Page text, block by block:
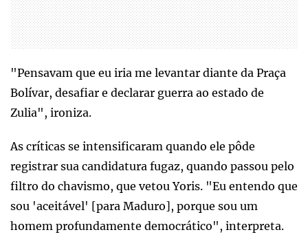
"Pensavam que eu iria me levantar diante da Praça
Bolívar, desafiar e declarar guerra ao estado de
Zulia", ironiza.
As críticas se intensificaram quando ele pôde
registrar sua candidatura fugaz, quando passou pelo
filtro do chavismo, que vetou Yoris. "Eu entendo que
sou 'aceitável' [para Maduro], porque sou um
homem profundamente democrático", interpreta.